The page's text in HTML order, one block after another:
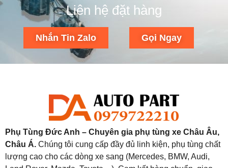
Liên hệ đặt hàng
Nhắn Tin Zalo Gọi Ngay
Phụ Tùng Đức Anh – Chuyên gia phụ tùng xe Châu Âu,
Châu Á. Chúng tôi cung cấp đầy đủ linh kiện, phụ tùng chất
lượng cao cho các dòng xe sang (Mercedes, BMW, Audi,